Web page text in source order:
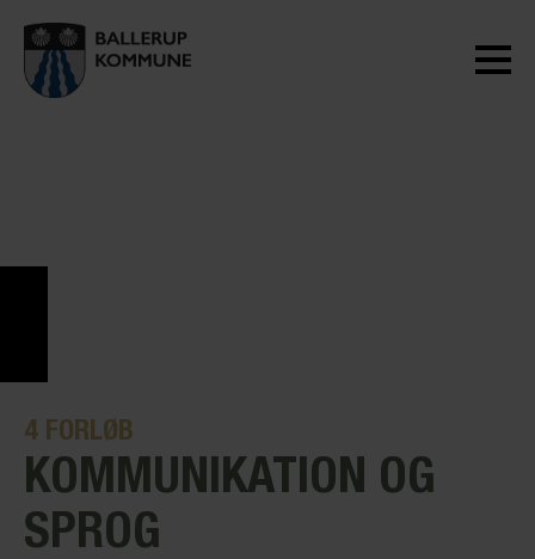
4 FORLØB
KOMMUNIKATION OG
SPROG